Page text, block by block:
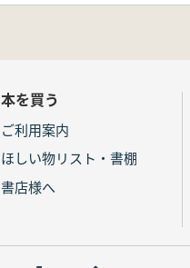
本を買う
ご利用案内
ほしい物リスト・書棚
書店様へ